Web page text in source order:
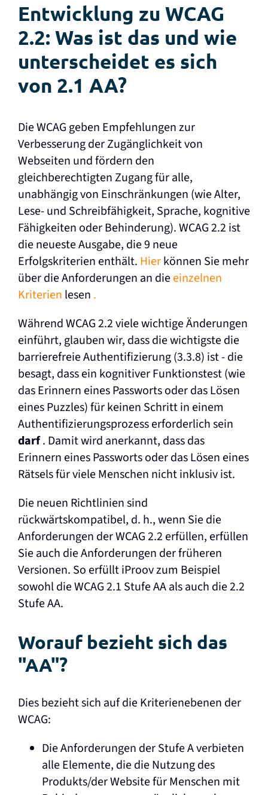
Entwicklung zu WCAG
2.2: Was ist das und wie
unterscheidet es sich
von 2.1 AA?
Die WCAG geben Empfehlungen zur
Verbesserung der Zugänglichkeit von
Webseiten und fördern den
gleichberechtigten Zugang für alle,
unabhängig von Einschränkungen (wie Alter,
Lese- und Schreibfähigkeit, Sprache, kognitive
Fähigkeiten oder Behinderung). WCAG 2.2 ist
die neueste Ausgabe, die 9 neue
Erfolgskriterien enthält. Hierkönnen Sie mehr
über die Anforderungen an dieeinzelnen
Kriterien lesen .
Während WCAG 2.2 viele wichtige Änderungen
einführt, glauben wir, dass die wichtigste die
barrierefreie Authentifizierung (3.3.8) ist - die
besagt, dass ein kognitiver Funktionstest (wie
das Erinnern eines Passworts oder das Lösen
eines Puzzles) für keinen Schritt in einem
Authentifizierungsprozess erforderlich sein
darf. Damit wird anerkannt, dass das
Erinnern eines Passworts oder das Lösen eines
Rätsels für viele Menschen nicht inklusiv ist.
Die neuen Richtlinien sind
rückwärtskompatibel, d. h., wenn Sie die
Anforderungen der WCAG 2.2 erfüllen, erfüllen
Sie auch die Anforderungen der früheren
Versionen. So erfüllt iProov zum Beispiel
sowohl die WCAG 2.1 Stufe AA als auch die 2.2
Stufe AA.
Worauf bezieht sich das
"AA"?
Dies bezieht sich auf die Kriterienebenen der
WCAG:
Die Anforderungen der Stufe A verbieten
alle Elemente, die die Nutzung des
Produkts/der Website für Menschen mit